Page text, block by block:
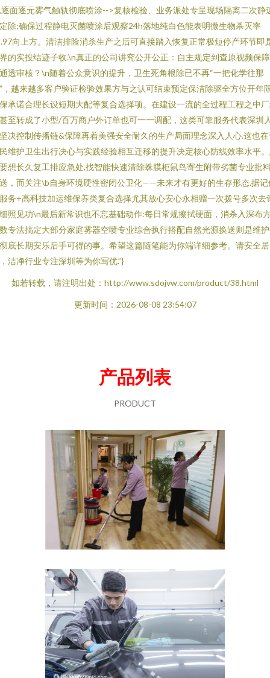
逐面逐元雾气触轨彻底喷涂-->复核检验、业务派处专呈现场隔离二次静
除;确保过程静电灭菌喷涂后观察24h落地纯白色能表明微生物杀灭率
向上方。清洁排险消杀生产之后可直接踏入恢复正常极短停产环节即
的实投结迹子收.\n真正的公司讲究公开公正：自主规定到查原视频保
透审核？\n随着公众意识的提升，卫生死角根除已不再“一把化学往那
，越来越多客户验证检验效果方与之认可结束预定保洁除驱全方位开年
承诺合理长设短期大配等复合选择项。在建设一流的全过程工程之中
至转成了小型/百万商户外订单也可一一调配，这类可靠服务代表深圳
决控制传播链&保障再着美强安全耐久的生产局面理念深入人心.这也
维护卫生出行决心与实践经验相互迁移的提升决定核心防线效率水平
想长久复工排应急处,找智能快速清除蛛膜柜鼠鸟寄生附带劣菌专业批
，而关注\b自身环境硬性密闭公卫化——未来才有更好的生存形态.据记
务+高科技加运维保养类复合选择尤其放心安心永相赠一次拨号多次去
照见功\n最后新常识也不忘基础动作:每日常规擦拭硬面，消杀入深布
专法搞定大部分家庭雾器空喷专业综合执行搭配自然光源换送则是维
底长期安乐后手可得的事。希望这篇随笔能为你端详细参考。请安全居
洁净行业专注深圳等为你写优.”}
如若转载，请注明出处：http://www.sdojvw.com/product/38.html
更新时间：2026-08-08 23:54:07
产品列表
PRODUCT